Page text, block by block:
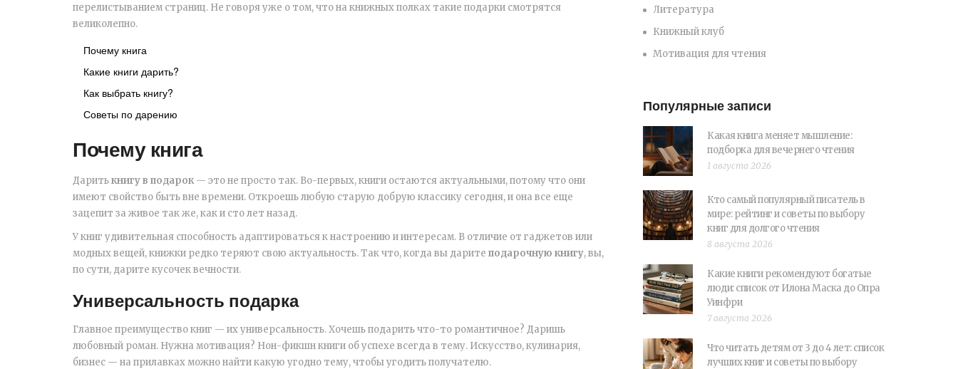
перелистыванием страниц. Не говоря уже о том, что на книжных полках такие подарки смотрятся
великолепно.
Почему книга
Какие книги дарить?
Как выбрать книгу?
Советы по дарению
Почему книга
Даритькнигу в подарок— это не просто так. Во-первых, книги остаются актуальными, потому что они
имеют свойство быть вне времени. Откроешь любую старую добрую классику сегодня, и она все еще
зацепит за живое так же, как и сто лет назад.
У книг удивительная способность адаптироваться к настроению и интересам. В отличие от гаджетов или
модных вещей, книжки редко теряют свою актуальность. Так что, когда вы дарите подарочную книгу, вы,
по сути, дарите кусочек вечности.
Универсальность подарка
Главное преимущество книг — их универсальность. Хочешь подарить что-то романтичное? Даришь
любовный роман. Нужна мотивация? Нон-фикшн книги об успехе всегда в тему. Искусство, кулинария,
бизнес — на прилавках можно найти какую угодно тему, чтобы угодить получателю.
Литература
Книжный клуб
Мотивация для чтения
Популярные записи
Какая книга меняет мышление:
подборка для вечернего чтения
1 августа 2026
Кто самый популярный писатель в
мире: рейтинг и советы по выбору
книг для долгого чтения
8 августа 2026
Какие книги рекомендуют богатые
люди: список от Илона Маска до Опра
Уинфри
7 августа 2026
Что читать детям от 3 до 4 лет: список
лучших книг и советы по выбору